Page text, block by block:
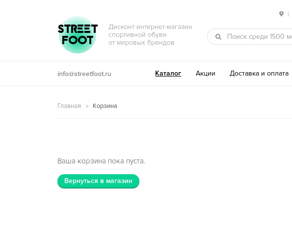
|
Перейти к навигации
Перейти к содержимому
STREET
FOOT
Дисконт интернет-магазин
спортивной обуви
от мировых брендов
info@streetfoot.ru Каталог Акции Доставка и оплата
Главная Корзина
Ваша корзина пока пуста.
Вернуться в магазин